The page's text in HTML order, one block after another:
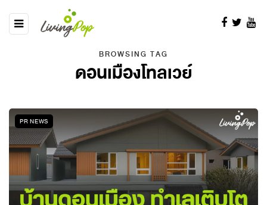
BROWSING TAG
ดอนเมืองโทลเวย์
PR NEWS